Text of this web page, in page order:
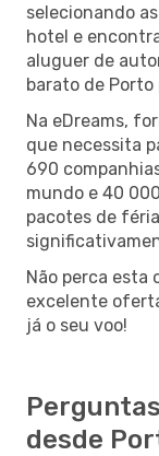
selecionando
hotel e
aluguer de
barato de Porto
Na eDreams,
que necessita
690
mundo e 40
pacotes de
Não perca esta
excelente
já o seu voo!
desde